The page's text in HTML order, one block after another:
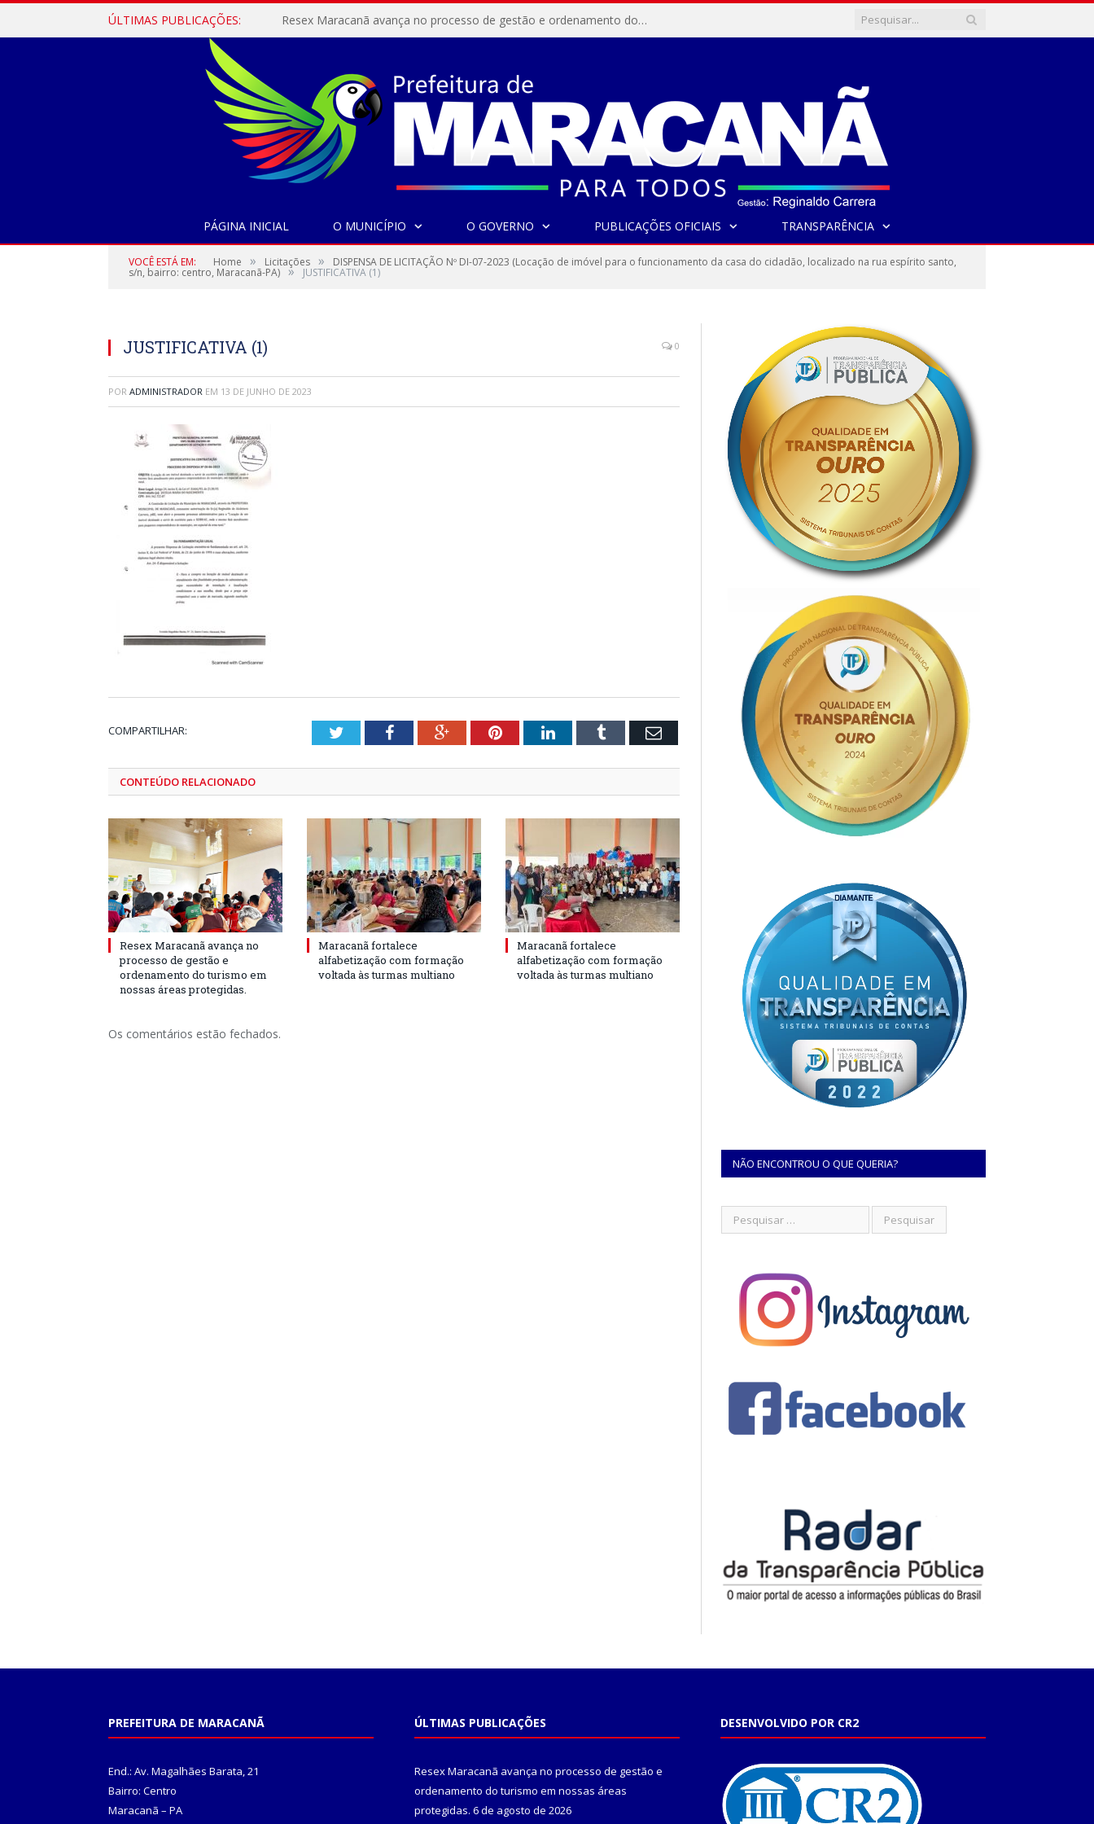
ÚLTIMAS PUBLICAÇÕES: Resex Maracanã avança no processo de gestão e ordenamento do turismo em nossas áreas protegidas.
PÁGINA INICIAL O MUNICÍPIO O GOVERNO PUBLICAÇÕES OFICIAIS TRANSPARÊNCIA
VOCÊ ESTÁ EM: Home » Licitações » DISPENSA DE LICITAÇÃO Nº DI-07-2023 (Locação de imóvel para o funcionamento da casa do cidadão, localizado na rua espírito santo,
s/n, bairro: centro, Maracanã-PA) » JUSTIFICATIVA (1)
JUSTIFICATIVA (1) 0
POR ADMINISTRADOR EM 13 DE JUNHO DE 2023
COMPARTILHAR: TwitterFacebookGoogle+PinterestLinkedInTumblr Email
CONTEÚDO RELACIONADO
Resex Maracanã avança no
processo de gestão e
ordenamento do turismo em
nossas áreas protegidas.
Maracanã fortalece
alfabetização com formação
voltada às turmas multiano
Maracanã fortalece
alfabetização com formação
voltada às turmas multiano
Os comentários estão fechados.
NÃO ENCONTROU O QUE QUERIA?
PREFEITURA DE MARACANÃ
End.: Av. Magalhães Barata, 21
Bairro: Centro
Maracanã – PA
ÚLTIMAS PUBLICAÇÕES
Resex Maracanã avança no processo de gestão e
ordenamento do turismo em nossas áreas
protegidas. 6 de agosto de 2026
DESENVOLVIDO POR CR2